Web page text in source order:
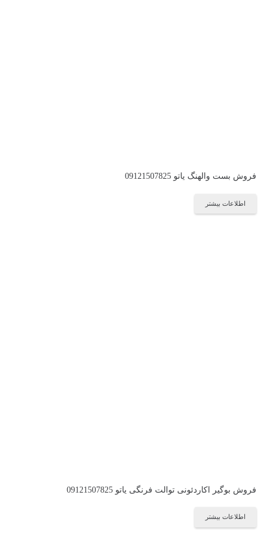
فروش بست والهنگ یاتو 09121507825
اطلاعات بیشتر
فروش بوگیر اکاردئونی توالت فرنگی یاتو 09121507825
اطلاعات بیشتر